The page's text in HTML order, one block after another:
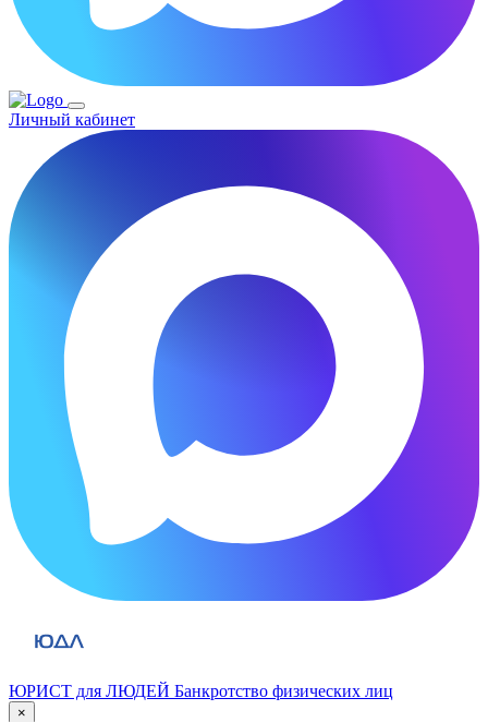
Личный кабинет
ЮРИСТ для ЛЮДЕЙ Банкротство физических лиц
×